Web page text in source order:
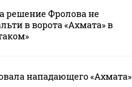
решение Фролова не
в ворота «Ахмата» в
нападающего «Ахмата»